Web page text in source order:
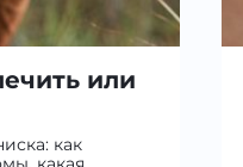
или
как